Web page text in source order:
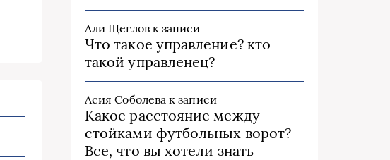
Али Щегловк записи
Что такое управление? кто
такой управленец?
Асия Соболева к записи
Какое расстояние между
стойками футбольных ворот?
Все, что вы хотели знать